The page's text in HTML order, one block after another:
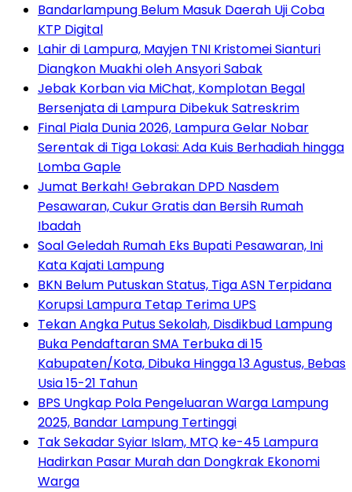
Bandarlampung Belum Masuk Daerah Uji Coba
KTP Digital
Lahir di Lampura, Mayjen TNI Kristomei Sianturi
Diangkon Muakhi oleh Ansyori Sabak
Jebak Korban via MiChat, Komplotan Begal
Bersenjata di Lampura Dibekuk Satreskrim
Final Piala Dunia 2026, Lampura Gelar Nobar
Serentak di Tiga Lokasi: Ada Kuis Berhadiah hingga
Lomba Gaple
Jumat Berkah! Gebrakan DPD Nasdem
Pesawaran, Cukur Gratis dan Bersih Rumah
Ibadah
Soal Geledah Rumah Eks Bupati Pesawaran, Ini
Kata Kajati Lampung
BKN Belum Putuskan Status, Tiga ASN Terpidana
Korupsi Lampura Tetap Terima UPS
Tekan Angka Putus Sekolah, Disdikbud Lampung
Buka Pendaftaran SMA Terbuka di 15
Kabupaten/Kota, Dibuka Hingga 13 Agustus, Bebas
Usia 15-21 Tahun
BPS Ungkap Pola Pengeluaran Warga Lampung
2025, Bandar Lampung Tertinggi
Tak Sekadar Syiar Islam, MTQ ke-45 Lampura
Hadirkan Pasar Murah dan Dongkrak Ekonomi
Warga